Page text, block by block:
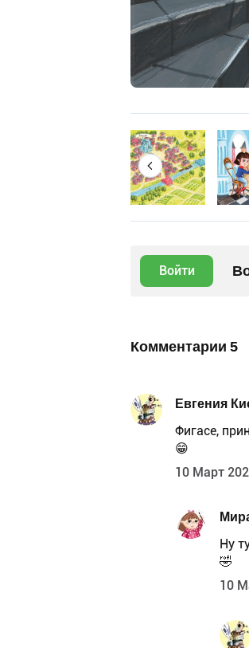
Войти
Комментарии 5
Евгения
Фигасе,
😁
10 Март
Ну
🤣
10